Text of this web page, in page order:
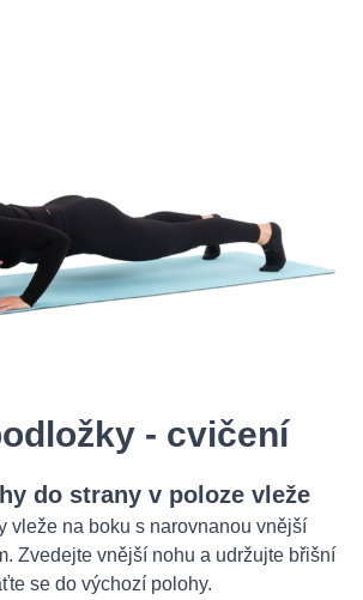
- cvičení
do strany v poloze vleže
vleže na boku s narovnanou vnější
Zvedejte vnější nohu a udržujte břišní
se do výchozí polohy.